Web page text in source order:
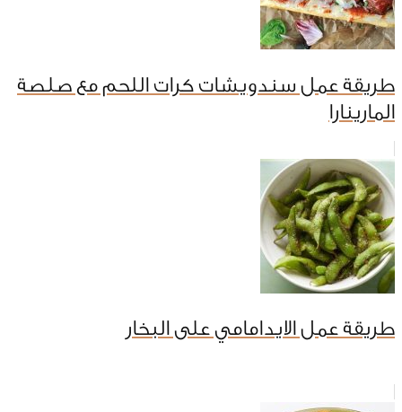
طريقة عمل سندويشات كرات اللحم مع صلصة
المارينارا
طريقة عمل الايدامامي على البخار